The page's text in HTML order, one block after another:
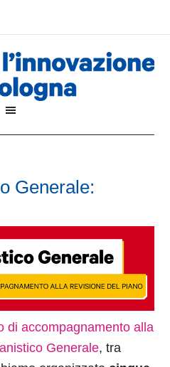
Generale:
di accompagnamento alla
Generale, tra